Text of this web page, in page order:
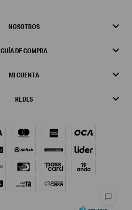
NOSOTROS
GUÍA DE COMPRA
MI CUENTA
REDES
chat_bubble